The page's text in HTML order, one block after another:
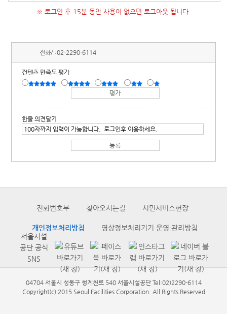
※ 로그인 후 15분 동안 사용이 없으면 로그아웃 됩니다.
전화/ :02-2290-6114
컨텐츠 만족도 평가
한줄 의견달기
전화번호부 찾아오시는길 시민서비스헌장
개인정보처리방침
영상정보처리기기 운영·관리방침
서울시설
공단 공식
SNS
04704 서울시 성동구 청계천로 540 서울시설공단 Tel:02)2290-6114
Copyright(c) 2015 Seoul Facilities Corporation. All Rights Reserved